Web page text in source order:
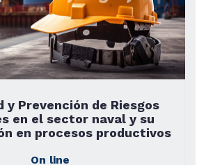
y Prevención de Riesgos
en el sector naval y su
en procesos productivos
On line